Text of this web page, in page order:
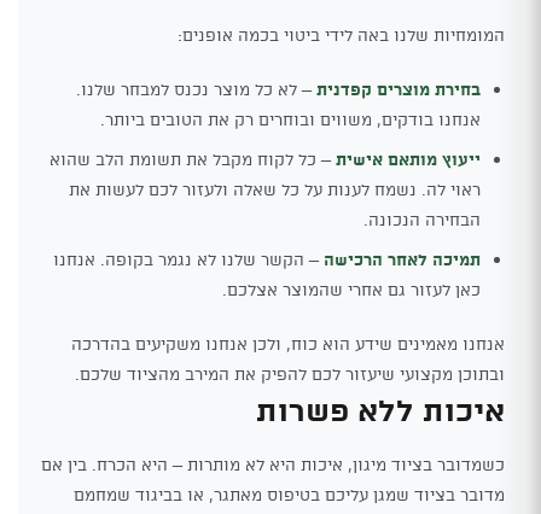
המומחיות שלנו באה לידי ביטוי בכמה אופנים:
בחירת מוצרים קפדנית– לא כל מוצר נכנס למבחר שלנו.
אנחנו בודקים, משווים ובוחרים רק את הטובים ביותר.
ייעוץ מותאם אישית– כל לקוח מקבל את תשומת הלב שהוא
ראוי לה. נשמח לענות על כל שאלה ולעזור לכם לעשות את
הבחירה הנכונה.
תמיכה לאחר הרכישה – הקשר שלנו לא נגמר בקופה. אנחנו
כאן לעזור גם אחרי שהמוצר אצלכם.
אנחנו מאמינים שידע הוא כוח, ולכן אנחנו משקיעים בהדרכה
ובתוכן מקצועי שיעזור לכם להפיק את המירב מהציוד שלכם.
איכות ללא פשרות
כשמדובר בציוד מיגון, איכות היא לא מותרות – היא הכרח. בין אם
מדובר בציוד שמגן עליכם בטיפוס מאתגר, או בביגוד שמחמם